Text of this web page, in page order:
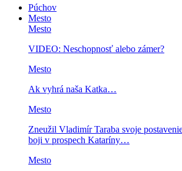
Púchov
Mesto
Mesto
VIDEO: Neschopnosť alebo zámer?
Mesto
Ak vyhrá naša Katka…
Mesto
Zneužil Vladimír Taraba svoje
boji v prospech Kataríny…
Mesto